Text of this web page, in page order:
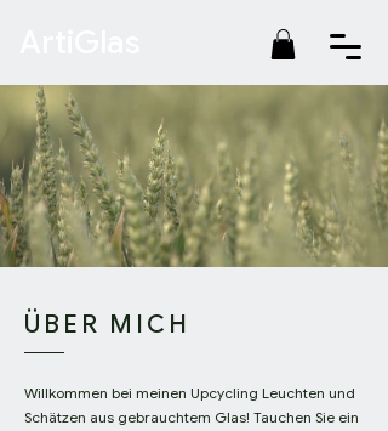
ÜBER MICH
Willkommen bei meinen Upcycling Leuchten und
Schätzen aus gebrauchtem Glas! Tauchen Sie ein